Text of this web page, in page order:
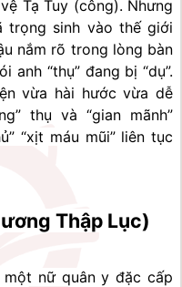
Tạ Tuy (công). Nhưng
trọng sinh vào thế giới
nắm rõ trong lòng bàn
anh “thụ” đang bị “dụ”.
vừa hài hước vừa dễ
thụ và “gian mãnh”
“xịt máu mũi” liên tục
Thập Lục)
một nữ quân y đặc cấp